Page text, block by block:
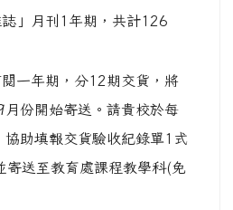
」月刊1年期，共計126
閱一年期，分12期交貨，將
份開始寄送。請貴校於每
協助填報交貨驗收紀錄單1式
寄送至教育處課程教學科(免